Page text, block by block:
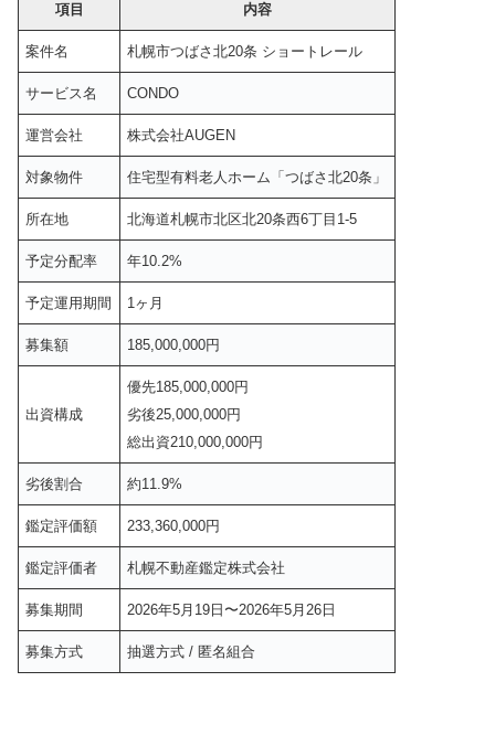
項目 内容
案件名 札幌市つばさ北20条 ショートレール
サービス名 CONDO
運営会社 株式会社AUGEN
対象物件 住宅型有料老人ホーム「つばさ北20条」
所在地 北海道札幌市北区北20条西6丁目1-5
予定分配率 年10.2%
予定運用期間 1ヶ月
募集額 185,000,000円
出資構成
優先185,000,000円
劣後25,000,000円
総出資210,000,000円
劣後割合 約11.9%
鑑定評価額 233,360,000円
鑑定評価者 札幌不動産鑑定株式会社
募集期間 2026年5月19日〜2026年5月26日
募集方式 抽選方式 / 匿名組合